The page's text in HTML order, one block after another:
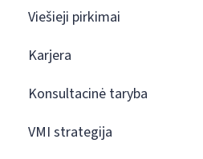
Viešieji pirkimai
Karjera
Konsultacinė taryba
VMI strategija